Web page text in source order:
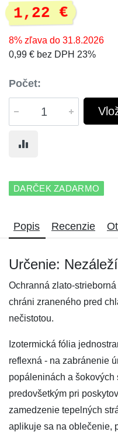
1,22 €
8% zľava do 31.8.2026
0,99 € bez DPH 23%
Počet:
DARČEK ZADARMO
Popis Recenzie
Určenie:
Ochranná zlato-
chráni zraneného pred
nečistotou.
Izotermická fólia
reflexná - na zabránenie
popáleninách a šokových
predovšetkým pri
zamedzenie tepelných
aplikuje sa na oblečenie,